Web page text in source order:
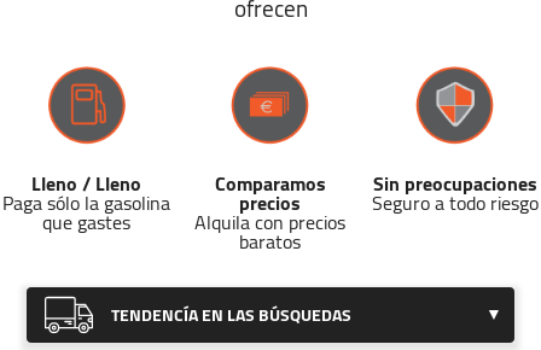
Lleno / Lleno
Paga sólo la gasolina
que gastes
Comparamos
precios
Alquila con precios
baratos
Sin preocupaciones
Seguro a todo riesgo
TENDENCÍA EN LAS BÚSQUEDAS